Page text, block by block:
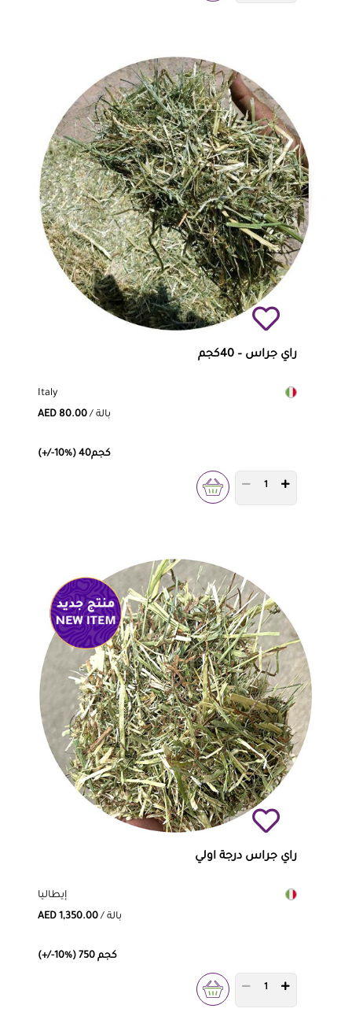
راي جراس – 40كجم
Italy
AED 80.00
/ بالة
(+/-10%) 40كجم
PRODUCT QUANTITY
راي جراس درجة اولي
إيطاليا
AED 1,350.00
/ بالة
(+/-10%) 750 كجم
PRODUCT QUANTITY